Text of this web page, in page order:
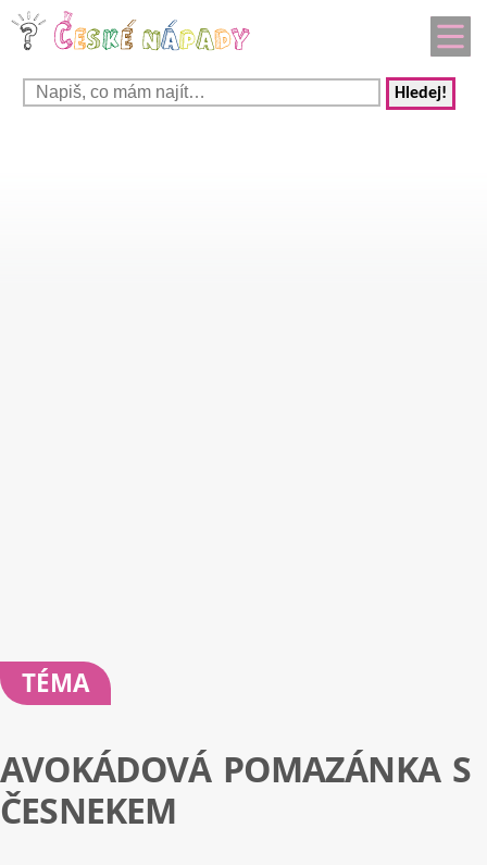
Hledej!
TÉMA
AVOKÁDOVÁ POMAZÁNKA S
ČESNEKEM